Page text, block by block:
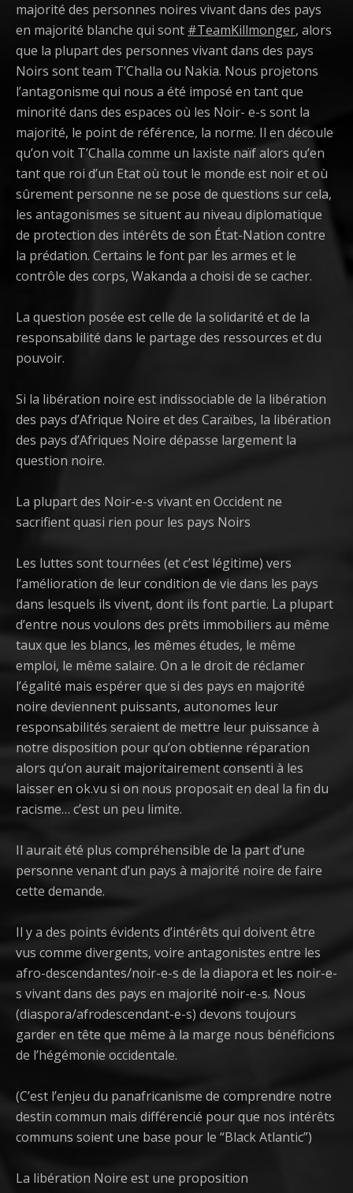
majorité des personnes noires vivant dans des pays
en majorité blanche qui sont #TeamKillmonger, alors
que la plupart des personnes vivant dans des pays
Noirs sont team T’Challa ou Nakia. Nous projetons
l’antagonisme qui nous a été imposé en tant que
minorité dans des espaces où les Noir- e-s sont la
majorité, le point de référence, la norme. Il en découle
qu’on voit T’Challa comme un laxiste naïf alors qu’en
tant que roi d’un Etat où tout le monde est noir et où
sûrement personne ne se pose de questions sur cela,
les antagonismes se situent au niveau diplomatique
de protection des intérêts de son État-Nation contre
la prédation. Certains le font par les armes et le
contrôle des corps, Wakanda a choisi de se cacher.
La question posée est celle de la solidarité et de la
responsabilité dans le partage des ressources et du
pouvoir.
Si la libération noire est indissociable de la libération
des pays d’Afrique Noire et des Caraïbes, la libération
des pays d’Afriques Noire dépasse largement la
question noire.
La plupart des Noir-e-s vivant en Occident ne
sacrifient quasi rien pour les pays Noirs
Les luttes sont tournées (et c’est légitime) vers
l’amélioration de leur condition de vie dans les pays
dans lesquels ils vivent, dont ils font partie. La plupart
d’entre nous voulons des prêts immobiliers au même
taux que les blancs, les mêmes études, le même
emploi, le même salaire. On a le droit de réclamer
l’égalité mais espérer que si des pays en majorité
noire deviennent puissants, autonomes leur
responsabilités seraient de mettre leur puissance à
notre disposition pour qu’on obtienne réparation
alors qu’on aurait majoritairement consenti à les
laisser en ok.vu si on nous proposait en deal la fin du
racisme… c’est un peu limite.
Il aurait été plus compréhensible de la part d’une
personne venant d’un pays à majorité noire de faire
cette demande.
Il y a des points évidents d’intérêts qui doivent être
vus comme divergents, voire antagonistes entre les
afro-descendantes/noir-e-s de la diapora et les noir-e-
s vivant dans des pays en majorité noir-e-s. Nous
(diaspora/afrodescendant-e-s) devons toujours
garder en tête que même à la marge nous bénéficions
de l’hégémonie occidentale.
(C’est l’enjeu du panafricanisme de comprendre notre
destin commun mais différencié pour que nos intérêts
communs soient une base pour le “Black Atlantic”)
La libération Noire est une proposition